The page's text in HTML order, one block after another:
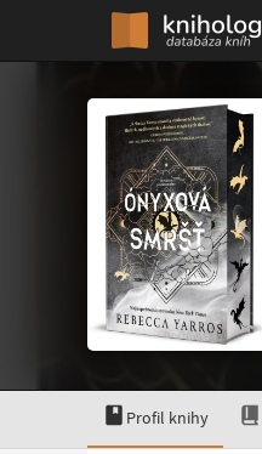
Profil knihy